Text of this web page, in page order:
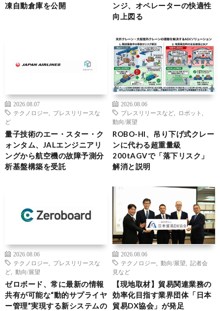
凍自動倉庫を公開
ンジ、オペレーターの快適性
向上図る
2026.08.07
テクノロジー
プレスリリースな
ど
量子技術のエー・スター・ク
ォンタム、JALエンジニアリ
ングから航空機の故障予測分
析基盤構築を受託
2026.08.06
プレスリリースなど
ロボット
動向/展望
ROBO-HI、吊り下げ式クレー
ンに代わる超重量級
200tAGVで「落下リスク」
解消と説明
2026.08.06
テクノロジー
プレスリリースな
ど
動向/展望
ゼロボード、常に最新の情報
共有が可能な“動的サプライヤ
ー管理”実現する新システムの
2026.08.06
テクノロジー
動向/展望
記者会
見など
【現地取材】貿易関連業務の
効率化目指す業界団体「日本
貿易DX協会」が発足